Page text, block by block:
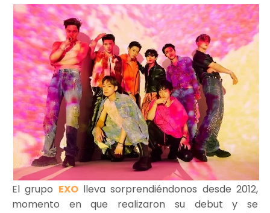
El grupo EXOlleva sorprendiéndonos desde 2012,
momento en que realizaron su debut y se